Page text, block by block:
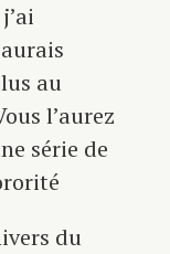
au
l’aurez
série de
du